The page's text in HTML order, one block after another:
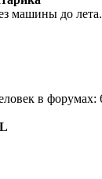
машины до лета.